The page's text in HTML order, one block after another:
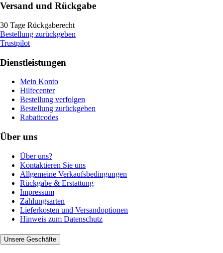
Versand und Rückgabe
30 Tage Rückgaberecht
Bestellung zurückgeben
Trustpilot
Dienstleistungen
Mein Konto
Hilfecenter
Bestellung verfolgen
Bestellung zurückgeben
Rabattcodes
Über uns
Über uns?
Kontaktieren Sie uns
Allgemeine Verkaufsbedingungen
Rückgabe & Erstattung
Impressum
Zahlungsarten
Lieferkosten und Versandoptionen
Hinweis zum Datenschutz
Unsere Geschäfte